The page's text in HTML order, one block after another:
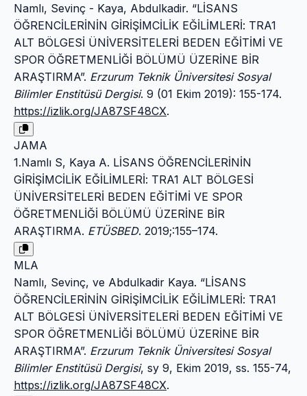
Namlı, Sevinç - Kaya, Abdulkadir. “LİSANS
ÖĞRENCİLERİNİN GİRİŞİMCİLİK EĞİLİMLERİ: TRA1
ALT BÖLGESİ ÜNİVERSİTELERİ BEDEN EĞİTİMİ VE
SPOR ÖĞRETMENLİĞİ BÖLÜMÜ ÜZERİNE BİR
ARAŞTIRMA”. Erzurum Teknik Üniversitesi Sosyal
Bilimler Enstitüsü Dergisi. 9 (01 Ekim 2019): 155-174.
https://izlik.org/JA87SF48CX.
JAMA
1.Namlı S, Kaya A. LİSANS ÖĞRENCİLERİNİN
GİRİŞİMCİLİK EĞİLİMLERİ: TRA1 ALT BÖLGESİ
ÜNİVERSİTELERİ BEDEN EĞİTİMİ VE SPOR
ÖĞRETMENLİĞİ BÖLÜMÜ ÜZERİNE BİR
ARAŞTIRMA. ETÜSBED. 2019;:155–174.
MLA
Namlı, Sevinç, ve Abdulkadir Kaya. “LİSANS
ÖĞRENCİLERİNİN GİRİŞİMCİLİK EĞİLİMLERİ: TRA1
ALT BÖLGESİ ÜNİVERSİTELERİ BEDEN EĞİTİMİ VE
SPOR ÖĞRETMENLİĞİ BÖLÜMÜ ÜZERİNE BİR
ARAŞTIRMA”. Erzurum Teknik Üniversitesi Sosyal
Bilimler Enstitüsü Dergisi, sy 9, Ekim 2019, ss. 155-74,
https://izlik.org/JA87SF48CX.